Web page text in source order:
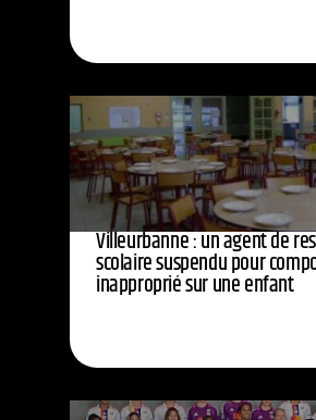
Villeurbanne : un agent de
scolaire suspendu pour
inapproprié sur une enfant